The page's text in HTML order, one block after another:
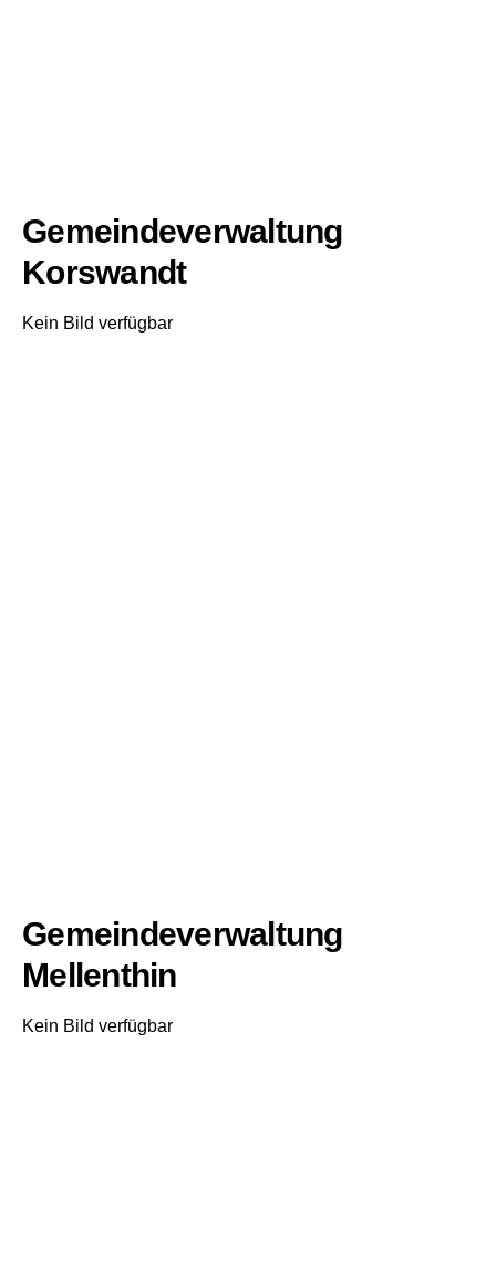
Gemeindeverwaltung
Korswandt
Kein Bild verfügbar
Gemeindeverwaltung
Mellenthin
Kein Bild verfügbar